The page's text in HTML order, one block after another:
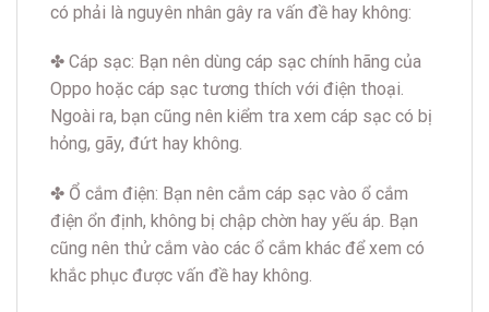
có phải là nguyên nhân gây ra vấn đề hay không:
✤ Cáp sạc: Bạn nên dùng cáp sạc chính hãng của
Oppo hoặc cáp sạc tương thích với điện thoại.
Ngoài ra, bạn cũng nên kiểm tra xem cáp sạc có bị
hỏng, gãy, đứt hay không.
✤ Ổ cắm điện: Bạn nên cắm cáp sạc vào ổ cắm
điện ổn định, không bị chập chờn hay yếu áp. Bạn
cũng nên thử cắm vào các ổ cắm khác để xem có
khắc phục được vấn đề hay không.